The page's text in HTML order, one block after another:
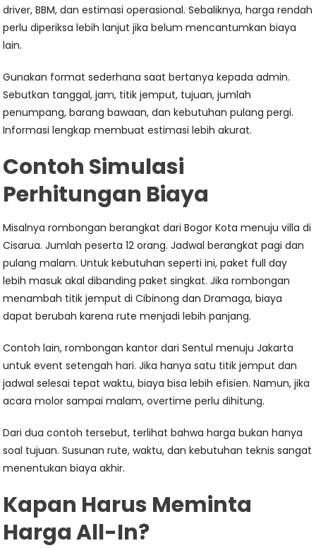
driver, BBM, dan estimasi operasional. Sebaliknya, harga rendah
perlu diperiksa lebih lanjut jika belum mencantumkan biaya
lain.
Gunakan format sederhana saat bertanya kepada admin.
Sebutkan tanggal, jam, titik jemput, tujuan, jumlah
penumpang, barang bawaan, dan kebutuhan pulang pergi.
Informasi lengkap membuat estimasi lebih akurat.
Contoh Simulasi
Perhitungan Biaya
Misalnya rombongan berangkat dari Bogor Kota menuju villa di
Cisarua. Jumlah peserta 12 orang. Jadwal berangkat pagi dan
pulang malam. Untuk kebutuhan seperti ini, paket full day
lebih masuk akal dibanding paket singkat. Jika rombongan
menambah titik jemput di Cibinong dan Dramaga, biaya
dapat berubah karena rute menjadi lebih panjang.
Contoh lain, rombongan kantor dari Sentul menuju Jakarta
untuk event setengah hari. Jika hanya satu titik jemput dan
jadwal selesai tepat waktu, biaya bisa lebih efisien. Namun, jika
acara molor sampai malam, overtime perlu dihitung.
Dari dua contoh tersebut, terlihat bahwa harga bukan hanya
soal tujuan. Susunan rute, waktu, dan kebutuhan teknis sangat
menentukan biaya akhir.
Kapan Harus Meminta
Harga All-In?